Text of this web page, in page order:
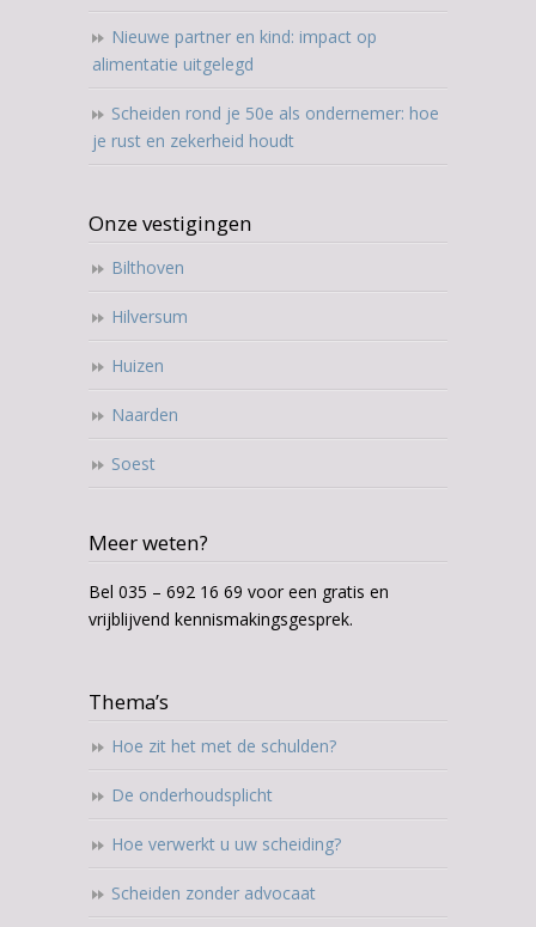
Nieuwe partner en kind: impact op
alimentatie uitgelegd
Scheiden rond je 50e als ondernemer: hoe
je rust en zekerheid houdt
Onze vestigingen
Bilthoven
Hilversum
Huizen
Naarden
Soest
Meer weten?
Bel 035 – 692 16 69 voor een gratis en
vrijblijvend kennismakingsgesprek.
Thema’s
Hoe zit het met de schulden?
De onderhoudsplicht
Hoe verwerkt u uw scheiding?
Scheiden zonder advocaat